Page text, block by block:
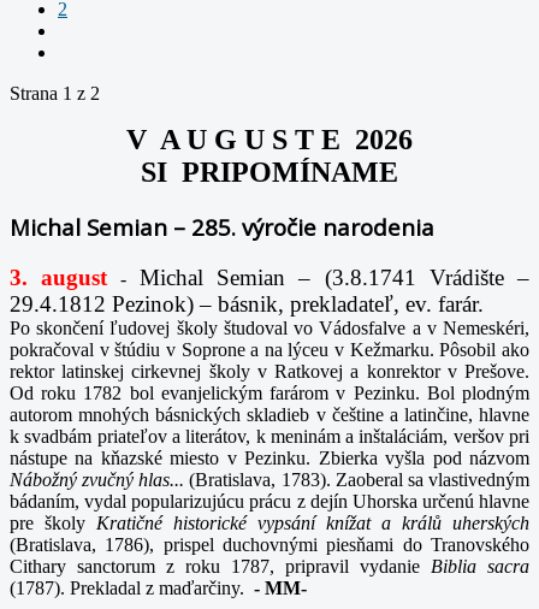
2
Strana 1 z 2
V A U G U S T E 2026
SI PRIPOMÍNAME
Michal Semian – 285. výročie narodenia
3. august -Michal Semian – (3.8.1741 Vrádište –
29.4.1812 Pezinok) – básnik, prekladateľ, ev. farár.
Po skončení ľudovej školy študoval vo Vádosfalve a v Nemeskéri,
pokračoval v štúdiu v Soprone a na lýceu v Kežmarku. Pôsobil ako
rektor latinskej cirkevnej školy v Ratkovej a konrektor v Prešove.
Od roku 1782 bol evanjelickým farárom v Pezinku. Bol plodným
autorom mnohých básnických skladieb v češtine a latinčine, hlavne
k svadbám priateľov a literátov, k meninám a inštaláciám, veršov pri
nástupe na kňazské miesto v Pezinku. Zbierka vyšla pod názvom
Nábožný zvučný hlas...(Bratislava, 1783). Zaoberal sa vlastivedným
bádaním, vydal popularizujúcu prácu z dejín Uhorska určenú hlavne
pre školy Kratičné historické vypsání knížat a králů uherských
(Bratislava, 1786), prispel duchovnými piesňami do Tranovského
Cithary sanctorum z roku 1787, pripravil vydanie Biblia sacra
(1787). Prekladal z maďarčiny. - MM-